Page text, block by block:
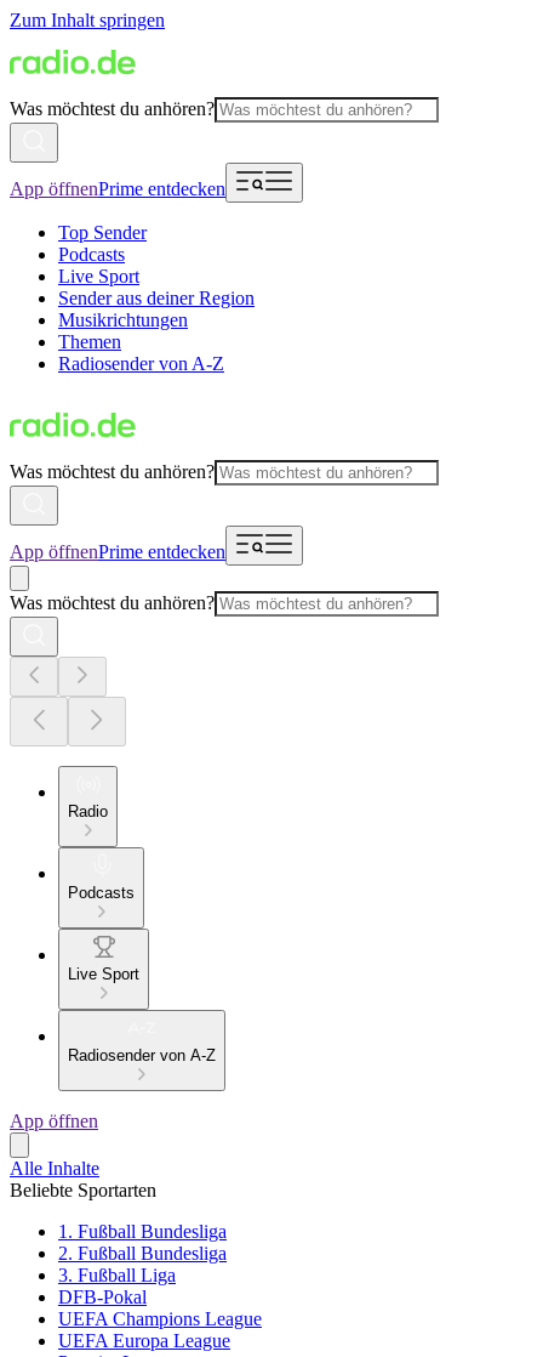
Zum Inhalt springen
Was möchtest du anhören?
App öffnenPrime entdecken
Top Sender
Podcasts
Live Sport
Sender aus deiner Region
Musikrichtungen
Themen
Radiosender von A-Z
Was möchtest du anhören?
App öffnenPrime entdecken
Was möchtest du anhören?
Radio
Podcasts
Live Sport
Radiosender von A-Z
App öffnen
Alle Inhalte
Beliebte Sportarten
1. Fußball Bundesliga
2. Fußball Bundesliga
3. Fußball Liga
DFB-Pokal
UEFA Champions League
UEFA Europa League